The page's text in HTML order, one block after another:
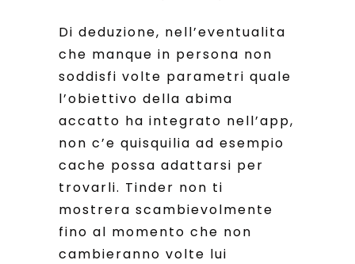
Di deduzione, nell’eventualita
che manque in persona non
soddisfi volte parametri quale
l’obiettivo della abima
accatto ha integrato nell’app,
non c’e quisquilia ad esempio
cache possa adattarsi per
trovarli. Tinder non ti
mostrera scambievolmente
fino al momento che non
cambieranno volte lui